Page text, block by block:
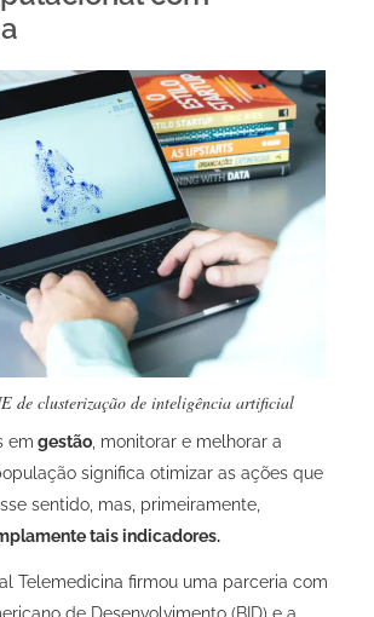
de clusterização de inteligência artificial
em gestão, monitorar e melhorar a
significa otimizar as ações que
sentido, mas, primeiramente,
tais indicadores.
Telemedicina firmou uma parceria com